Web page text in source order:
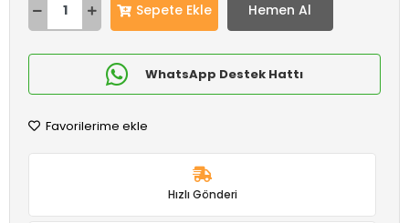
Sepete Ekle Hemen Al
WhatsApp Destek Hattı
Favorilerime ekle
Hızlı Gönderi